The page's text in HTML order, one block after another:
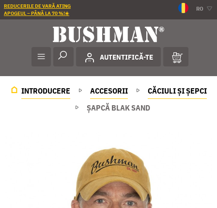
REDUCERILE DE VARĂ ATING
APOGEUL – PÂNĂ LA 70 %!☀️
RO
AUTENTIFICĂ-TE
INTRODUCERE ACCESORII
CĂCIULI ȘI ȘEPCI
ȘAPCĂ BLAK SAND